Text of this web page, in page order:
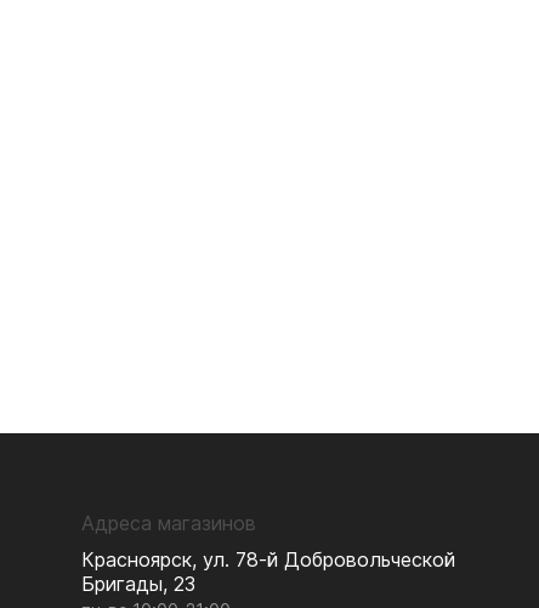
Адреса магазинов
Красноярск, ул. 78-й Добровольческой
Бригады, 23